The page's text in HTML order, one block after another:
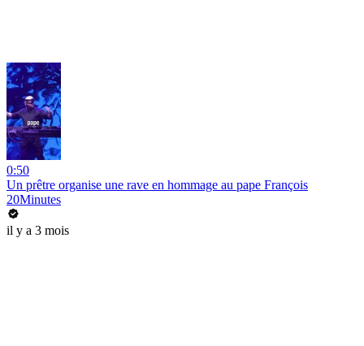
0:50
Un prêtre organise une rave en hommage au pape François
20Minutes
il y a 3 mois